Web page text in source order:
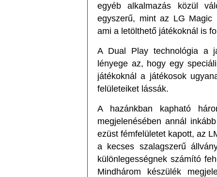
egyéb alkalmazás közül
egyszerű, mint az LG Magic
ami a letölthető játékoknál is
A Dual Play technológia a
lényege az, hogy egy
játékoknál a játékosok
felületeiket lássák.
A hazánkban kapható
megjelenésében annál
ezüst fémfelületet kapott, az
a kecses szalagszerű
különlegességnek számító
Mindhárom készülék